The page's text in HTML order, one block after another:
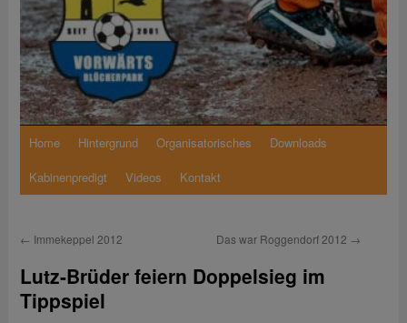
Home Hintergrund Organisatorisches
Downloads
Kabinenpredigt
Videos Kontakt
← Immekeppel 2012 Das war Roggendorf 2012 →
Lutz-Brüder feiern Doppelsieg im
Tippspiel